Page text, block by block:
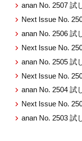
anan No. 2507 試
Next Issue No.
anan No. 2506 試
Next Issue No.
anan No. 2505 試
Next Issue No.
anan No. 2504 試
Next Issue No.
anan No. 2503 試